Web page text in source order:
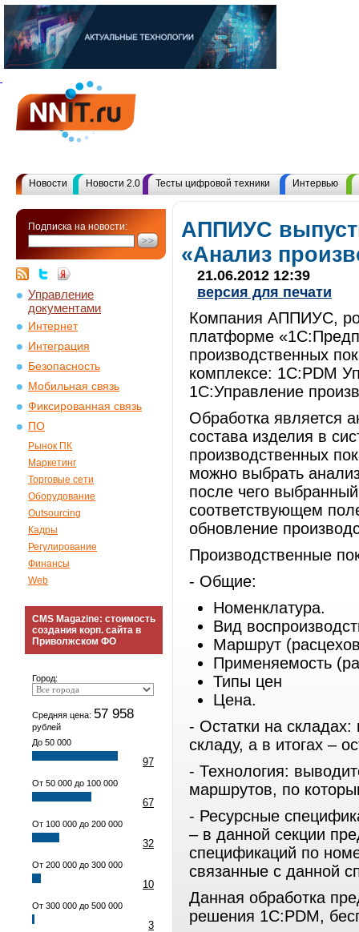
Новости Новости 2.0 Тесты цифровой техники Интервью
Подписка на новости:
Управление
документами
Интернет
Интеграция
Безопасность
Мобильная связь
Фиксированная связь
ПО
Рынок ПК
Маркетинг
Торговые сети
Оборудование
Outsourcing
Кадры
Регулирование
Финансы
Web
CMS Magazine: стоимость
создания корп. сайта в
Приволжском ФО
Город:
Средняя цена: 57 958
рублей
До 50 000
97
От 50 000 до 100 000
67
От 100 000 до 200 000
32
От 200 000 до 300 000
10
От 300 000 до 500 000
3
АППИУС
«Анализ
21.06.2012 12:39
версия для печати
Компания АППИУС,
платформе
производственных
комплексе: 1С:PDM
1С:Управление
Обработка является
состава изделия в
производственных
можно выбрать
после чего
соответствующем
обновление
Производственные
- Общие:
Номенклатура.
Вид
Маршрут
Применяемость
Типы цен
Цена.
- Остатки на складах:
складу, а в итогах –
- Технология:
маршрутов, по
- Ресурсные
– в данной секции
спецификаций по
связанные с данной
Данная обработка
решения 1С:PDM,